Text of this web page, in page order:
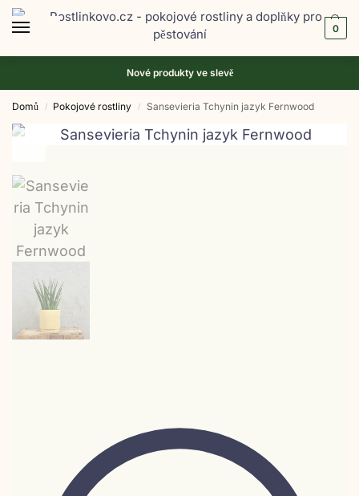
0
Nové produkty ve slevě
Domů / Pokojové rostliny / Sansevieria Tchynin jazyk Fernwood